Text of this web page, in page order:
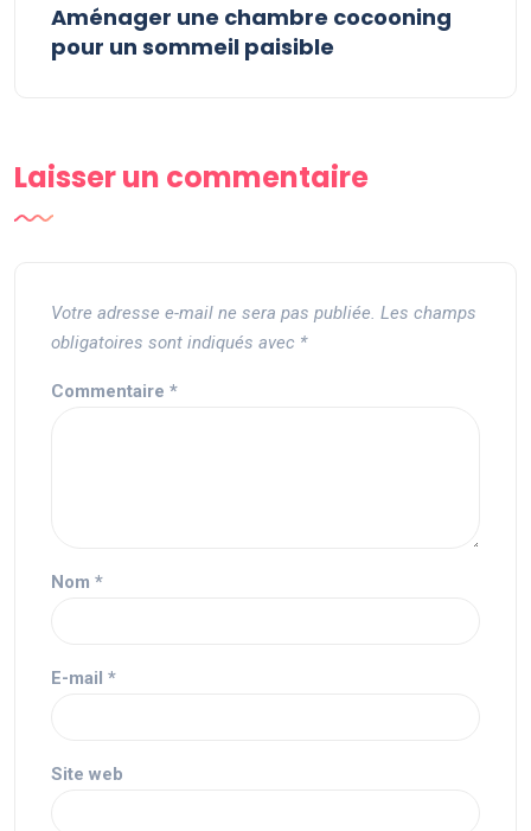
Aménager une chambre cocooning
pour un sommeil paisible
Laisser un commentaire
Votre adresse e-mail ne sera pas publiée. Les champs
obligatoires sont indiqués avec *
Commentaire *
Nom *
E-mail *
Site web